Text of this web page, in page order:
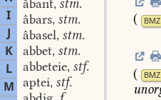
I
J
K
L
M
âbant, stm.
âbars, stm.
âbasel, stm.
abbet, stm.
abbeteie, stf.
aptei, stf.
(
BMZ
(
BMZ